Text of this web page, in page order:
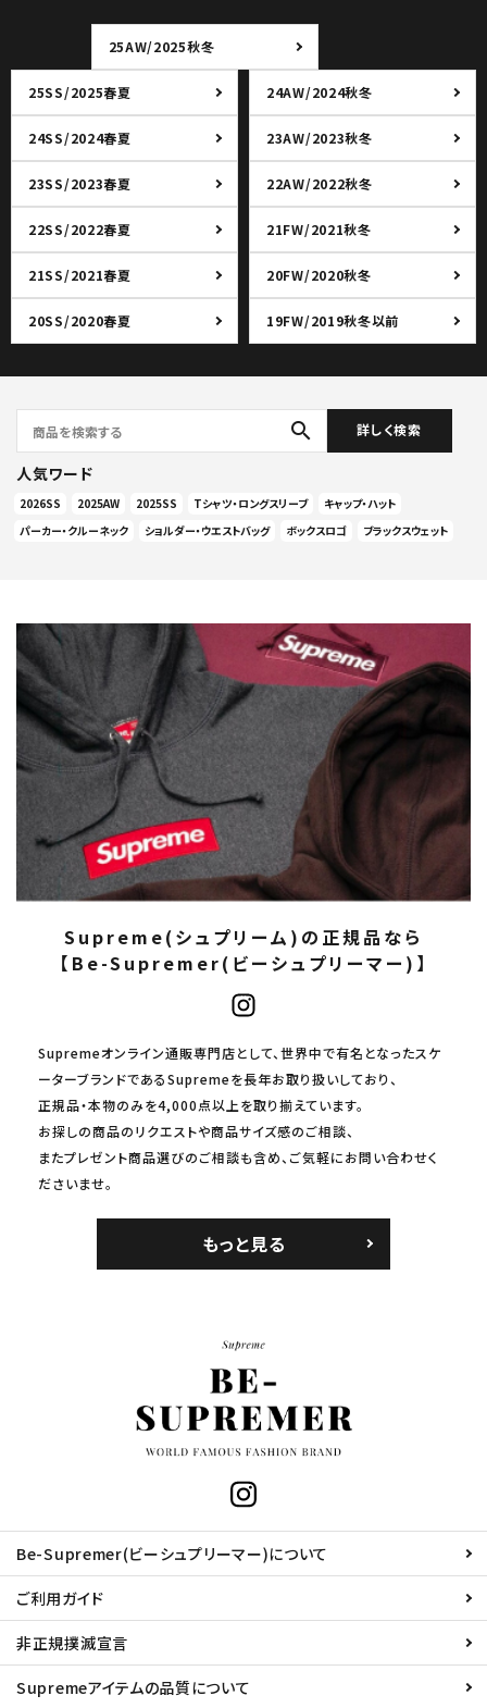
25AW/2025秋冬
25SS/2025春夏 24AW/2024秋冬
24SS/2024春夏 23AW/2023秋冬
23SS/2023春夏 22AW/2022秋冬
22SS/2022春夏 21FW/2021秋冬
21SS/2021春夏 20FW/2020秋冬
20SS/2020春夏 19FW/2019秋冬以前
search 詳しく検索
人気ワード
2026SS 2025AW 2025SS Tシャツ・ロングスリーブ
キャップ・ハット
パーカー・クルーネック
ショルダー・ウエストバッグ ボックスロゴ ブラックスウェット
Supreme(シュプリーム)の正規品なら
【Be-Supremer(ビーシュプリーマー)】
Supremeオンライン通販専門店として、世界中で有名となったスケ
ーターブランドであるSupremeを長年お取り扱いしており、
正規品・本物のみを4,000点以上を取り揃えています。
お探しの商品のリクエストや商品サイズ感のご相談、
またプレゼント商品選びのご相談も含め、ご気軽にお問い合わせく
ださいませ。
もっと見る
Be-Supremer(ビーシュプリーマー)について
ご利用ガイド
非正規撲滅宣言
Supremeアイテムの品質について